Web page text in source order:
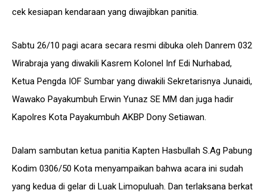
cek kesiapan kendaraan yang diwajibkan panitia.
Sabtu 26/10 pagi acara secara resmi dibuka oleh Danrem 032
Wirabraja yang diwakili Kasrem Kolonel Inf Edi Nurhabad,
Ketua Pengda IOF Sumbar yang diwakili Sekretarisnya Junaidi,
Wawako Payakumbuh Erwin Yunaz SE MM dan juga hadir
Kapolres Kota Payakumbuh AKBP Dony Setiawan.
Dalam sambutan ketua panitia Kapten Hasbullah S.Ag Pabung
Kodim 0306/50 Kota menyampaikan bahwa acara ini sudah
yang kedua di gelar di Luak Limopuluah. Dan terlaksana berkat